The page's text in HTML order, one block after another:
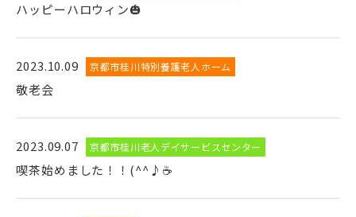
ハッピーハロウィン🎃
2023.10.09 京都市桂川特別養護老人ホーム
敬老会
2023.09.07 京都市桂川老人デイサービスセンター
喫茶始めました！！(^^♪☕